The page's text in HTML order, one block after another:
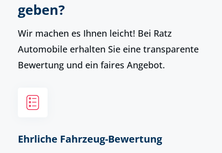
geben?
Wir machen es Ihnen leicht! Bei Ratz
Automobile erhalten Sie eine transparente
Bewertung und ein faires Angebot.
Ehrliche Fahrzeug-Bewertung